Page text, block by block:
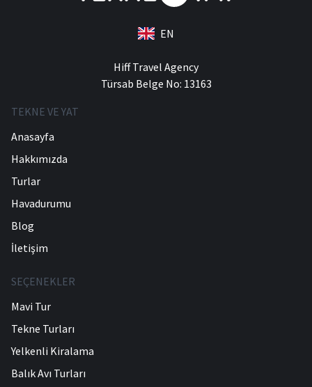
EN
Hiff Travel Agency
Türsab Belge No: 13163
TEKNE VE YAT
Anasayfa
Hakkımızda
Turlar
Havadurumu
Blog
İletişim
SEÇENEKLER
Mavi Tur
Tekne Turları
Yelkenli Kiralama
Balık Avı Turları